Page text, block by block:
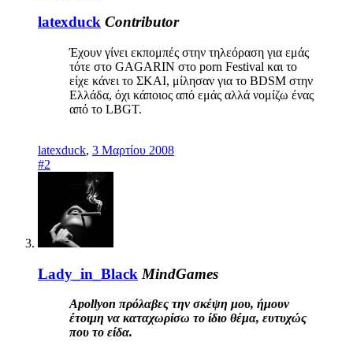
latexduck Contributor
Έχουν γίνει εκπομπές στην τηλεόραση για εμάς
τότε στο GAGARIN στο porn Festival και το
είχε κάνει το ΣΚΑΙ, μίλησαν για το BDSM στην
Ελλάδα, όχι κάποιος από εμάς αλλά νομίζω ένας
από το LBGT.
latexduck, 3 Μαρτίου 2008
#2
Lady_in_Black MindGames
Αpollyon πρόλαβες την σκέψη μου, ήμουν
έτοιμη να καταχωρίσω το ίδιο θέμα, ευτυχώς
που το είδα.